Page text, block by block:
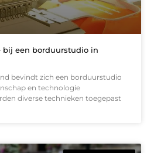
bij een borduurstudio in
bevindt zich een borduurstudio
en technologie
diverse technieken toegepast